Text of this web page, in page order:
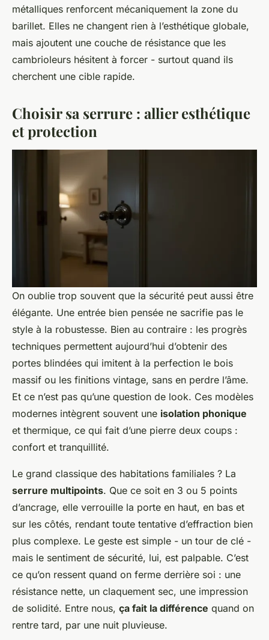
métalliques renforcent mécaniquement la zone du
barillet. Elles ne changent rien à l’esthétique globale,
mais ajoutent une couche de résistance que les
cambrioleurs hésitent à forcer - surtout quand ils
cherchent une cible rapide.
Choisir sa serrure : allier esthétique
et protection
On oublie trop souvent que la sécurité peut aussi être
élégante. Une entrée bien pensée ne sacrifie pas le
style à la robustesse. Bien au contraire : les progrès
techniques permettent aujourd’hui d’obtenir des
portes blindées qui imitent à la perfection le bois
massif ou les finitions vintage, sans en perdre l’âme.
Et ce n’est pas qu’une question de look. Ces modèles
modernes intègrent souvent une isolation phonique
et thermique, ce qui fait d’une pierre deux coups :
confort et tranquillité.
Le grand classique des habitations familiales ? La
serrure multipoints. Que ce soit en 3 ou 5 points
d’ancrage, elle verrouille la porte en haut, en bas et
sur les côtés, rendant toute tentative d’effraction bien
plus complexe. Le geste est simple - un tour de clé -
mais le sentiment de sécurité, lui, est palpable. C’est
ce qu’on ressent quand on ferme derrière soi : une
résistance nette, un claquement sec, une impression
de solidité. Entre nous, ça fait la différence quand on
rentre tard, par une nuit pluvieuse.